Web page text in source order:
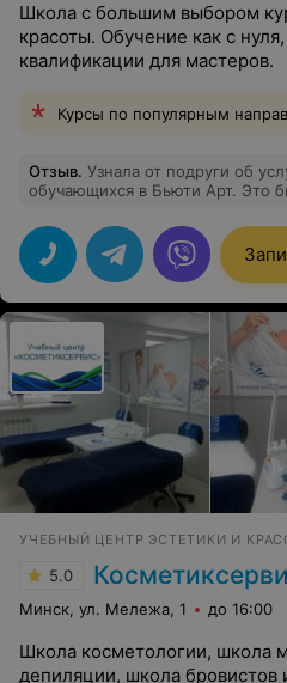
Школа с большим выбором
красоты. Обучение как с
квалификации для мастеров.
Курсы по популярным
Отзыв. Узнала от подруги об
обучающихся в Бьюти Арт. Это было несколько лет
попала к Маргарите и ее
видением Мастера. Бываю
время несколько раз и цвет и срез, но
довольна красивым и
благодаря Маргарите. Моя
в другую страну, но мечтает
снова.
УЧЕБНЫЙ ЦЕНТР ЭСТЕТИКИ И
5.0
Минск, ул. Мележа, 1 до 16:00
Школа косметологии, школа
депиляции, школа